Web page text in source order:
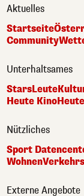
Aktuelles
Startseite
Community
Unterhaltsames
StarsLeute
Heute Kino
Nützliches
Sport
Wohnen
Externe Angebote